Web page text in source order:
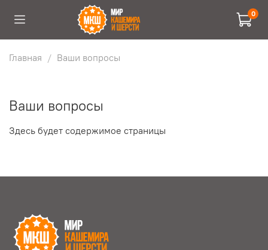
0
Главная Ваши вопросы
Ваши вопросы
Здесь будет содержимое страницы